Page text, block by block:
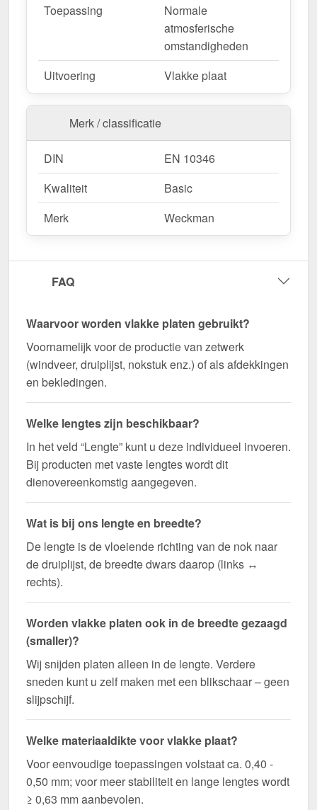
nu en profiteer van een snelle levering!
Wegens maatwerk / customisatie van herroepingsrecht uitgezonderd
Toepassing
Normale
atmosferische
omstandigheden
Uitvoering
Vlakke plaat
Merk / classificatie
DIN
EN 10346
Kwaliteit
Basic
Merk
Weckman
FAQ
Waarvoor worden vlakke platen gebruikt?
Voornamelijk voor de productie van zetwerk
(windveer, druiplijst, nokstuk enz.) of als afdekkingen
en bekledingen.
Welke lengtes zijn beschikbaar?
In het veld “Lengte” kunt u deze individueel invoeren.
Bij producten met vaste lengtes wordt dit
dienovereenkomstig aangegeven.
Wat is bij ons lengte en breedte?
De lengte is de vloeiende richting van de nok naar
de druiplijst, de breedte dwars daarop (links ↔
rechts).
Worden vlakke platen ook in de breedte gezaagd
(smaller)?
Wij snijden platen alleen in de lengte. Verdere
sneden kunt u zelf maken met een blikschaar – geen
slijpschijf.
Welke materiaaldikte voor vlakke plaat?
Voor eenvoudige toepassingen volstaat ca. 0,40 -
0,50 mm; voor meer stabiliteit en lange lengtes wordt
≥ 0,63 mm aanbevolen.